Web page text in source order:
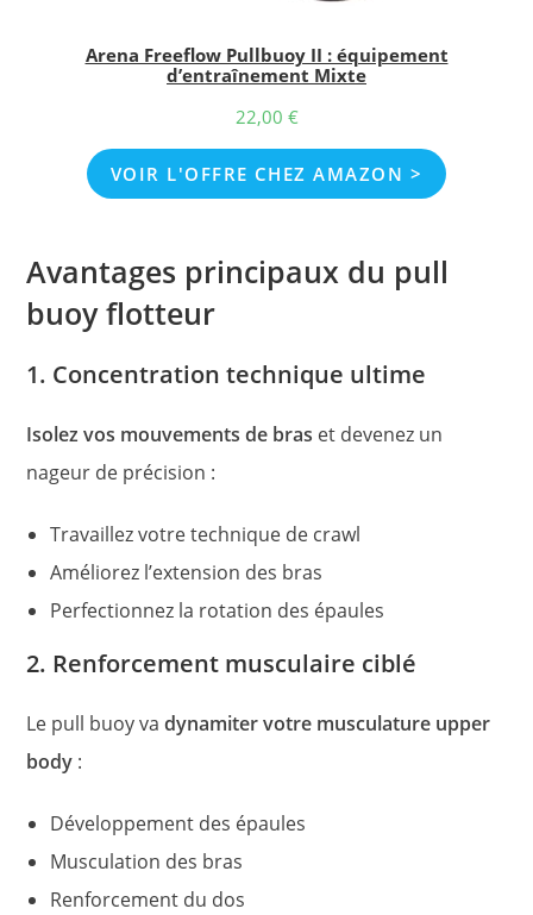
Arena Freeflow Pullbuoy II : équipement
d’entraînement Mixte
22,00 €
VOIR L'OFFRE CHEZ AMAZON >
Avantages principaux du pull
buoy flotteur
1. Concentration technique ultime
Isolez vos mouvements de bras et devenez un
nageur de précision :
Travaillez votre technique de crawl
Améliorez l’extension des bras
Perfectionnez la rotation des épaules
2. Renforcement musculaire ciblé
Le pull buoy vadynamiter votre musculature upper
body :
Développement des épaules
Musculation des bras
Renforcement du dos